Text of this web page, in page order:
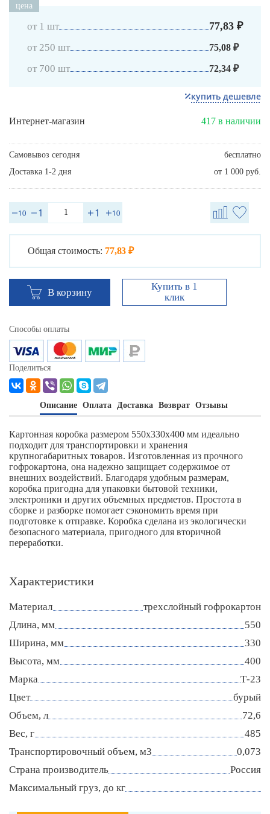
цена
от 1 шт 77,83 ₽
от 250 шт 75,08 ₽
от 700 шт 72,34 ₽
купить дешевле
Интернет-магазин 417 в наличии
Самовывоз сегодня
бесплатно
Доставка 1-2 дня
от 1 000 руб.
Общая стоимость: 77,83 ₽
В корзину
Купить в 1
клик
Способы оплаты
Поделиться
Описание Оплата Доставка Возврат Отзывы
Картонная коробка размером 550х330х400 мм идеально
подходит для транспортировки и хранения
крупногабаритных товаров. Изготовленная из прочного
гофрокартона, она надежно защищает содержимое от
внешних воздействий. Благодаря удобным размерам,
коробка пригодна для упаковки бытовой техники,
электроники и других объемных предметов. Простота в
сборке и разборке помогает сэкономить время при
подготовке к отправке. Коробка сделана из экологически
безопасного материала, пригодного для вторичной
переработки.
Характеристики
Материал
трехслойный гофрокартон
Длина, мм
550
Ширина, мм
330
Высота, мм
400
Марка
Т-23
Цвет
бурый
Объем, л
72,6
Вес, г
485
Транспортировочный объем, м3
0,073
Страна производитель
Россия
Максимальный груз, до кг